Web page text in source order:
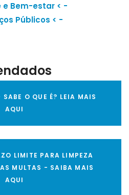
e Bem-estar< -
Públicos < -
O QUE É? LEIA MAIS
AQUI
LIMITE PARA LIMPEZA
MULTAS - SAIBA MAIS
AQUI